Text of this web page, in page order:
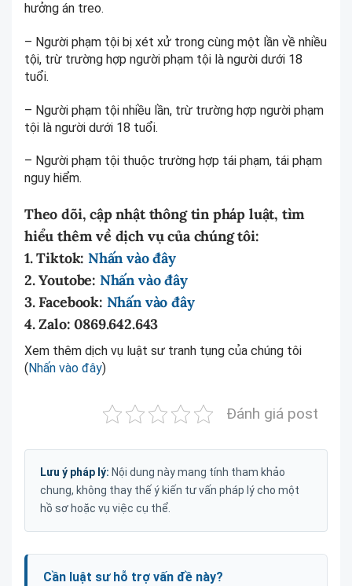
hưởng án treo.
– Người phạm tội bị xét xử trong cùng một lần về nhiều
tội, trừ trường hợp người phạm tội là người dưới 18
tuổi.
– Người phạm tội nhiều lần, trừ trường hợp người phạm
tội là người dưới 18 tuổi.
– Người phạm tội thuộc trường hợp tái phạm, tái phạm
nguy hiểm.
Theo dõi, cập nhật thông tin pháp luật, tìm
hiểu thêm về dịch vụ của chúng tôi:
1. Tiktok:Nhấn vào đây
2. Youtobe: Nhấn vào đây
3. Facebook: Nhấn vào đây
4. Zalo: 0869.642.643
Xem thêm dịch vụ luật sư tranh tụng của chúng tôi
( Nhấn vào đây)
Đánh giá post
Lưu ý pháp lý: Nội dung này mang tính tham khảo
chung, không thay thế ý kiến tư vấn pháp lý cho một
hồ sơ hoặc vụ việc cụ thể.
Cần luật sư hỗ trợ vấn đề này?